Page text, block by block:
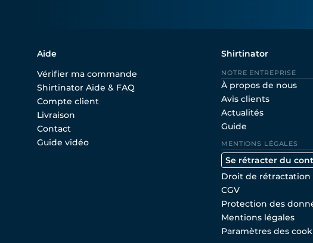
Aide
Vérifier ma commande
Shirtinator Aide & FAQ
Compte client
Livraison
Contact
Guide vidéo
Shirtinator
NOTRE ENTREPRISE
À propos de nous
Avis clients
Actualités
Guide
MENTIONS LÉGALES
Se rétracter du
Droit de rétractation
CGV
Protection des
Mentions légales
Paramètres des